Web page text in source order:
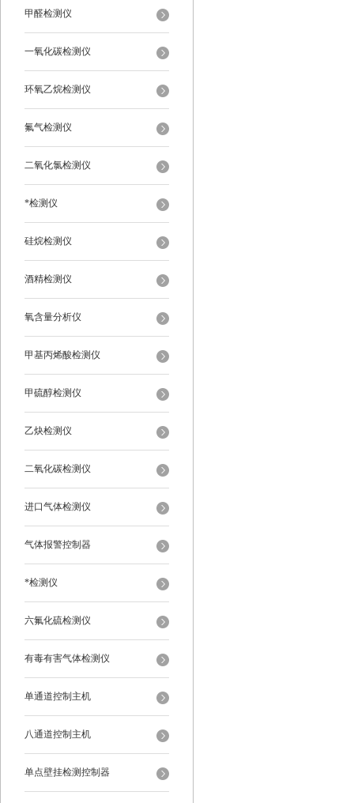
甲醛检测仪
一氧化碳检测仪
环氧乙烷检测仪
氟气检测仪
二氧化氯检测仪
*检测仪
硅烷检测仪
酒精检测仪
氧含量分析仪
甲基丙烯酸检测仪
甲硫醇检测仪
乙炔检测仪
二氧化碳检测仪
进口气体检测仪
气体报警控制器
*检测仪
六氟化硫检测仪
有毒有害气体检测仪
单通道控制主机
八通道控制主机
单点壁挂检测控制器